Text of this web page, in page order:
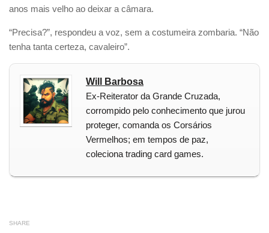
anos mais velho ao deixar a câmara.
“Precisa?”, respondeu a voz, sem a costumeira zombaria. “Não
tenha tanta certeza, cavaleiro”.
Will Barbosa
Ex-Reiterator da Grande Cruzada,
corrompido pelo conhecimento que jurou
proteger, comanda os Corsários
Vermelhos; em tempos de paz,
coleciona trading card games.
SHARE